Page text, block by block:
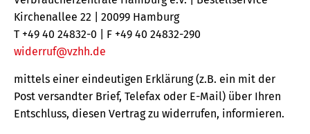
Kirchenallee 22 | 20099 Hamburg
T +49 40 24832-0 | F +49 40 24832-290
widerruf@vzhh.de
mittels einer eindeutigen Erklärung (z.B. ein mit der
Post versandter Brief, Telefax oder E-Mail) über Ihren
Entschluss, diesen Vertrag zu widerrufen, informieren.